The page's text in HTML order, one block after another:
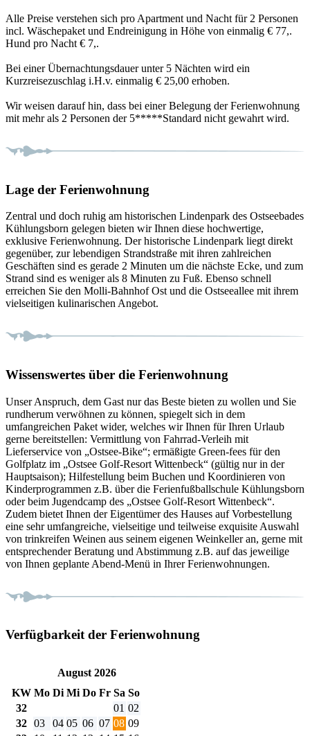
Alle Preise verstehen sich pro Apartment und Nacht für 2 Personen
incl. Wäschepaket und Endreinigung in Höhe von einmalig € 77,.
Hund pro Nacht € 7,.
Bei einer Übernachtungsdauer unter 5 Nächten wird ein
Kurzreisezuschlag i.H.v. einmalig € 25,00 erhoben.
Wir weisen darauf hin, dass bei einer Belegung der Ferienwohnung
mit mehr als 2 Personen der 5*****Standard nicht gewahrt wird.
Lage der Ferienwohnung
Zentral und doch ruhig am historischen Lindenpark des Ostseebades
Kühlungsborn gelegen bieten wir Ihnen diese hochwertige,
exklusive Ferienwohnung. Der historische Lindenpark liegt direkt
gegenüber, zur lebendigen Strandstraße mit ihren zahlreichen
Geschäften sind es gerade 2 Minuten um die nächste Ecke, und zum
Strand sind es weniger als 8 Minuten zu Fuß. Ebenso schnell
erreichen Sie den Molli-Bahnhof Ost und die Ostseeallee mit ihrem
vielseitigen kulinarischen Angebot.
Wissenswertes über die Ferienwohnung
Unser Anspruch, dem Gast nur das Beste bieten zu wollen und Sie
rundherum verwöhnen zu können, spiegelt sich in dem
umfangreichen Paket wider, welches wir Ihnen für Ihren Urlaub
gerne bereitstellen: Vermittlung von Fahrrad-Verleih mit
Lieferservice von „Ostsee-Bike“; ermäßigte Green-fees für den
Golfplatz im „Ostsee Golf-Resort Wittenbeck“ (gültig nur in der
Hauptsaison); Hilfestellung beim Buchen und Koordinieren von
Kinderprogrammen z.B. über die Ferienfußballschule Kühlungsborn
oder beim Jugendcamp des „Ostsee Golf-Resort Wittenbeck“.
Zudem bietet Ihnen der Eigentümer des Hauses auf Vorbestellung
eine sehr umfangreiche, vielseitige und teilweise exquisite Auswahl
von trinkreifen Weinen aus seinem eigenen Weinkeller an, gerne mit
entsprechender Beratung und Abstimmung z.B. auf das jeweilige
von Ihnen geplante Abend-Menü in Ihrer Ferienwohnungen.
Verfügbarkeit der Ferienwohnung
August 2026
KW Mo Di Mi Do Fr Sa So
32
01 02
32 03 04 05 06 07 08 09